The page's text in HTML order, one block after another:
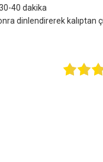
40 dakika
dinlendirerek